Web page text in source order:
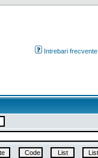
Intrebari frecvente